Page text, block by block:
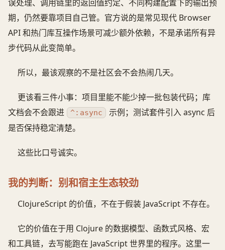
误处理、调用链里的返回值约定、不同构建配置下的输出预
期，仍然要靠项目自己管。官方说的是常见现代 Browser
API 和热门库互操作场景可减少额外依赖，不是承诺所有异
步代码从此变简单。
所以，最该观察的不是社区会不会热闹几天。
更该看三件小事：项目里能不能少掉一批包装代码；库
文档会不会跟进
^:async
示例；测试套件引入 async 后
是否保持稳定清楚。
这些比口号诚实。
我的判断：别和宿主生态较劲
ClojureScript 的价值，不在于假装 JavaScript 不存在。
它的价值在于用 Clojure 的数据模型、函数式风格、宏
和工具链，去写能跑在 JavaScript 世界里的程序。这里一